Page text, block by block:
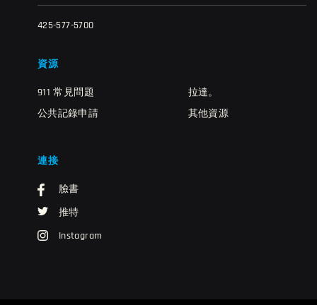
425-577-5700
資源
911 常見問題
公共記錄申請
拉達。
其他資源
連接
臉書
推特
Instagram